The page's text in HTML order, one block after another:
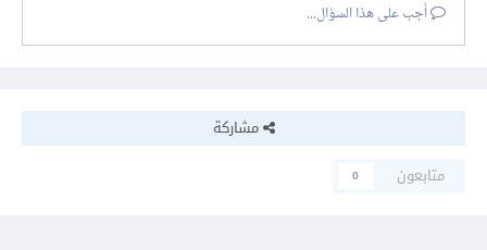
أجب على هذا السؤال...
مشاركة
متابعون
0